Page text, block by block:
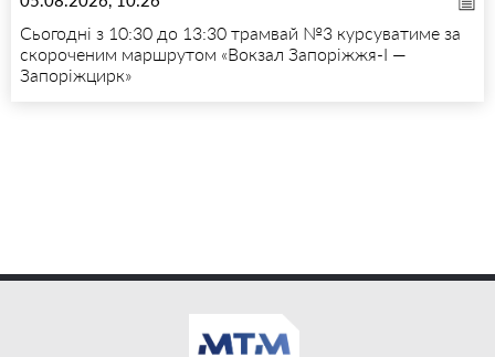
Сьогодні з 10:30 до 13:30 трамвай №3 курсуватиме за
скороченим маршрутом «Вокзал Запоріжжя-I —
Запоріжцирк»